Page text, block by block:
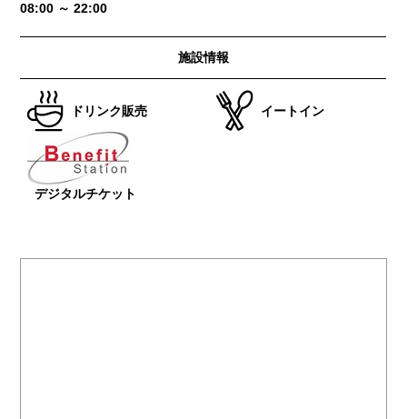
08:00 ～ 22:00
施設情報
ドリンク販売 イートイン
デジタルチケット